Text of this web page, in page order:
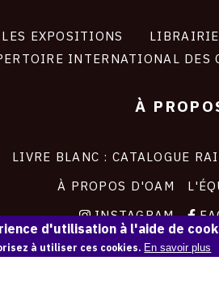
LES EXPOSITIONS
INTERNATIONAL DES
À
LIVRE BLANC : CATALOGUE
À PROPOS D'OAM
INSTAGRAM
CGU
CGV
d'utilisation à l'aide de
à utiliser ces cookies. En savoir plus